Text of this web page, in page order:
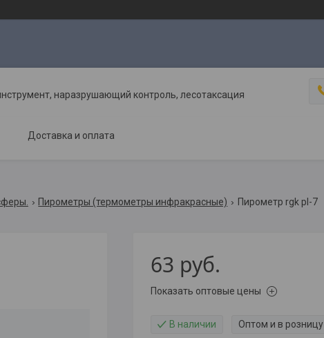
наразрушающий контроль, лесотаксация
Доставка и оплата
Пирометры (термометры инфракрасные) Пирометр rgk pl-7
63 руб.
Показать оптовые цены
В наличии Оптом и в розницу